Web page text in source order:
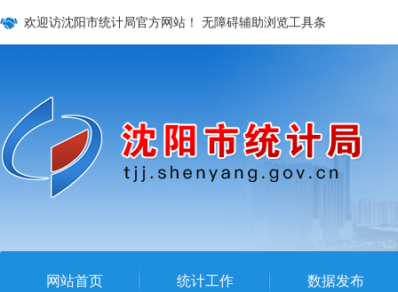
欢迎访沈阳市统计局官方网站！ 无障碍辅助浏览工具条
网站首页 统计工作 数据发布